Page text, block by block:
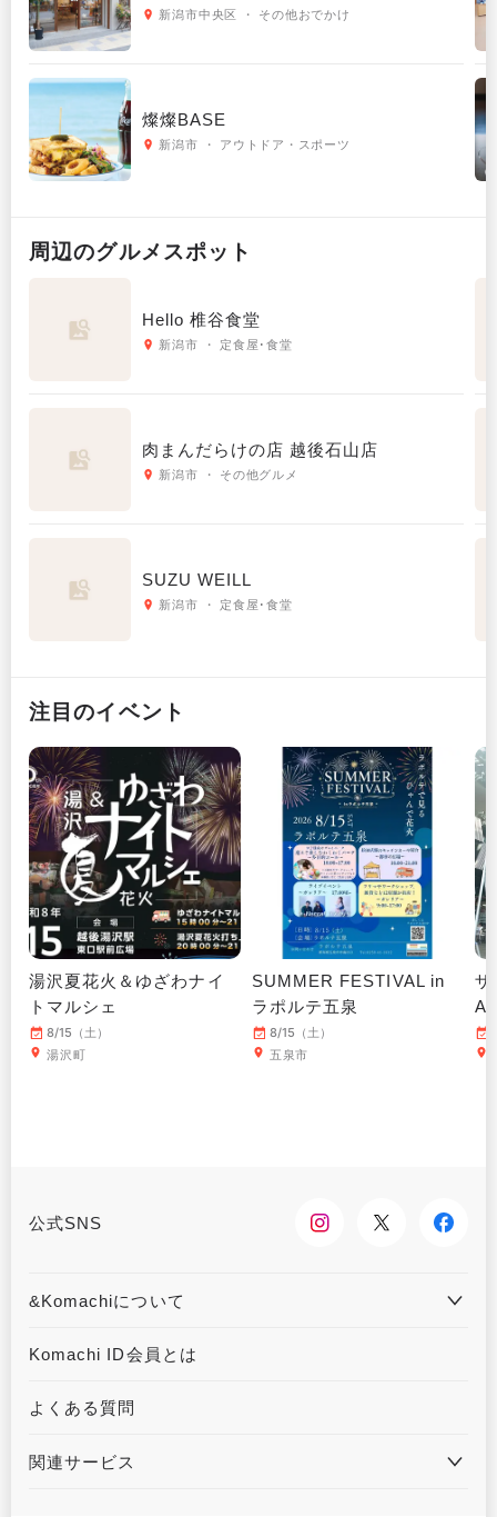
新潟市中央区 ・ その他おでかけ
燦燦BASE
新潟市 ・ アウトドア・スポーツ
周辺のグルメ スポット
Hello 椎谷食堂
新潟市 ・ 定食屋･食堂
肉まんだらけの店 越後石山店
新潟市 ・ その他グルメ
SUZU WEILL
新潟市 ・ 定食屋･食堂
注目のイベント
湯沢夏花火＆ゆざわナイ
トマルシェ
8/15（土）
湯沢町
SUMMER FESTIVAL in
ラポルテ五泉
8/15（土）
五泉市
ザ
A
公式SNS
&Komachiについて
&Komachiとは
Komachi ID会員とは
よくある質問
関連サービス